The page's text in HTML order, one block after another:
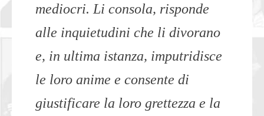
mediocri. Li consola, risponde
alle inquietudini che li divorano
e, in ultima istanza, imputridisce
le loro anime e consente di
giustificare la loro grettezza e la